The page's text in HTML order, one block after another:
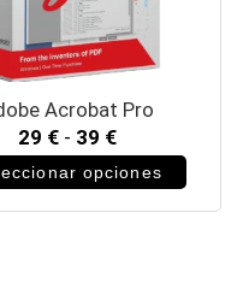
Acrobat Pro
29 € - 39 €
opciones